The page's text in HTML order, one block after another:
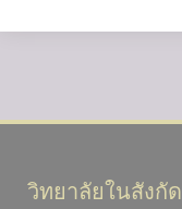
วิทยาลัยในสังกัด